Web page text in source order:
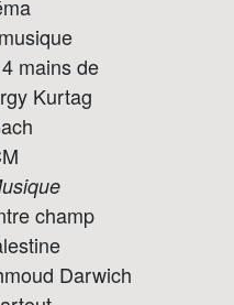
mains de
Kurtag
champ
Darwich